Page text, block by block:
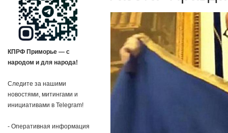
КПРФ Приморье — с
народом и для народа!
Следите за нашими
новостями, митингами и
инициативами в Telegram!
- Оперативная информация